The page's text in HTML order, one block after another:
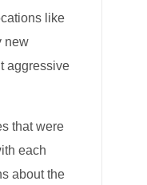
like
new
aggressive
that were
each
about the